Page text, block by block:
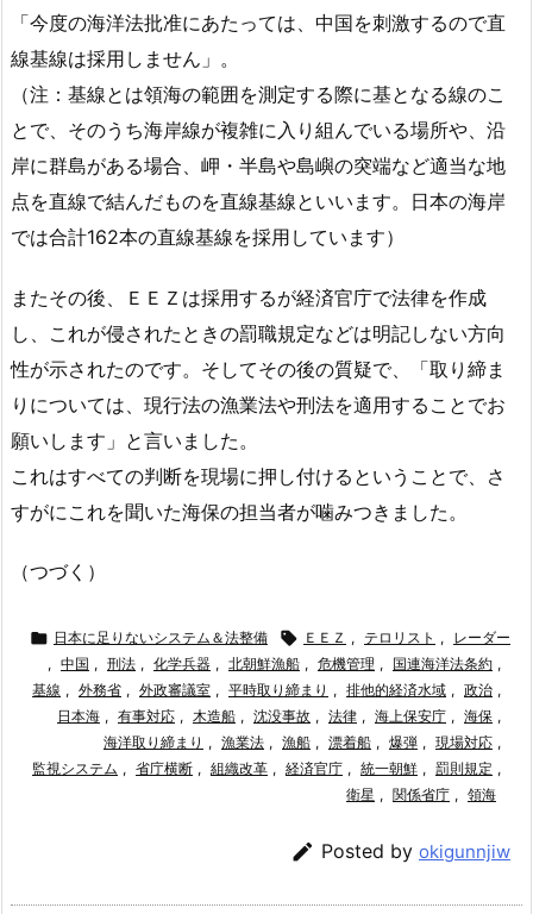
「今度の海洋法批准にあたっては、中国を刺激するので直
線基線は採用しません」。
（注：基線とは領海の範囲を測定する際に基となる線のこ
とで、そのうち海岸線が複雑に入り組んでいる場所や、沿
岸に群島がある場合、岬・半島や島嶼の突端など適当な地
点を直線で結んだものを直線基線といいます。日本の海岸
では合計162本の直線基線を採用しています）
またその後、ＥＥＺは採用するが経済官庁で法律を作成
し、これが侵されたときの罰職規定などは明記しない方向
性が示されたのです。そしてその後の質疑で、「取り締ま
りについては、現行法の漁業法や刑法を適用することでお
願いします」と言いました。
これはすべての判断を現場に押し付けるということで、さ
すがにこれを聞いた海保の担当者が噛みつきました。
（つづく）
 日本に足りないシステム＆法整備  ＥＥＺ , テロリスト , レーダー
, 中国 , 刑法 , 化学兵器 , 北朝鮮漁船 , 危機管理 , 国連海洋法条約 ,
基線 , 外務省 , 外政審議室 , 平時取り締まり , 排他的経済水域 , 政治 ,
日本海 , 有事対応 , 木造船 , 沈没事故 , 法律 , 海上保安庁 , 海保 ,
海洋取り締まり , 漁業法 , 漁船 , 漂着船 , 爆弾 , 現場対応 ,
監視システム , 省庁横断 , 組織改革 , 経済官庁 , 統一朝鮮 , 罰則規定 ,
衛星 , 関係省庁 , 領海
 Posted by okigunnjiw